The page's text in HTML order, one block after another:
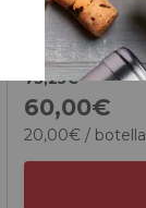
73,25€
60,00€
20,00€ / botella